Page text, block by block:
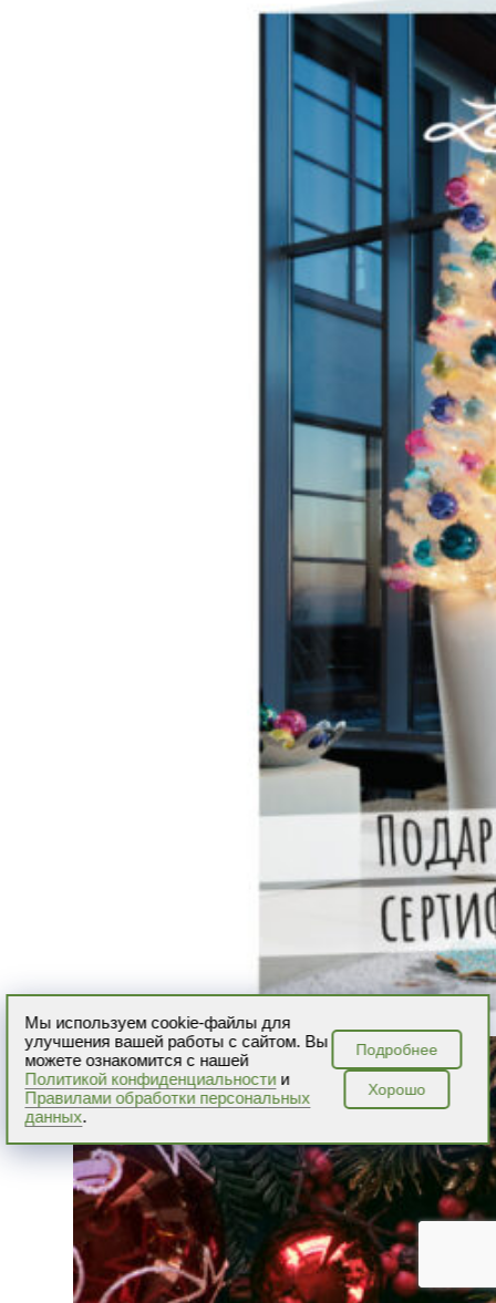
Мы используем cookie-файлы для
улучшения вашей работы с сайтом. Вы
можете ознакомится с нашей
Политикой конфиденциальностии
Правилами обработки персональных
данных.
Подробнее
Хорошо